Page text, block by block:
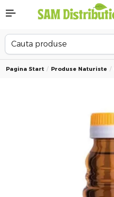
Pagina Start Produse Naturiste